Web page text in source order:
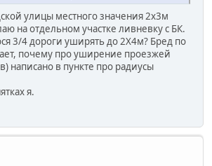
улицы местного значения 2х3м
на отдельном участке ливневку с БК.
3/4 дороги уширять до 2Х4м? Бред по
почему про уширение проезжей
написано в пункте про радиусы
я.